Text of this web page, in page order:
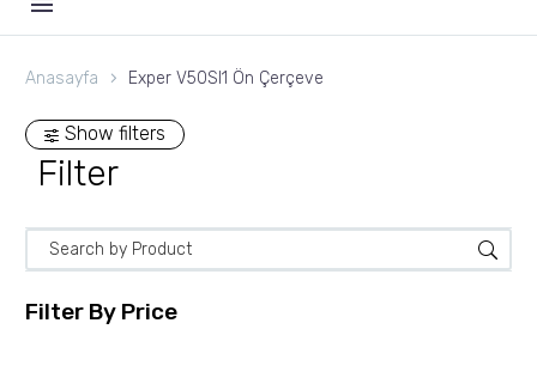
Anasayfa Exper V50SI1 Ön Çerçeve
Show filters
Filter
Filter By Price